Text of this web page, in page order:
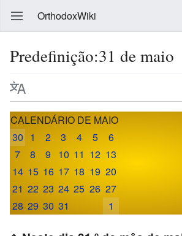
OrthodoxWiki
Predefinição:31 de maio
CALENDÁRIO DE MAIO
30 1 2 3 4 5
6
7
8 9 10 11 12 13
14 15 16 17 18 19 20
21 22 23 24 25 26 27
28 29 30 31 1